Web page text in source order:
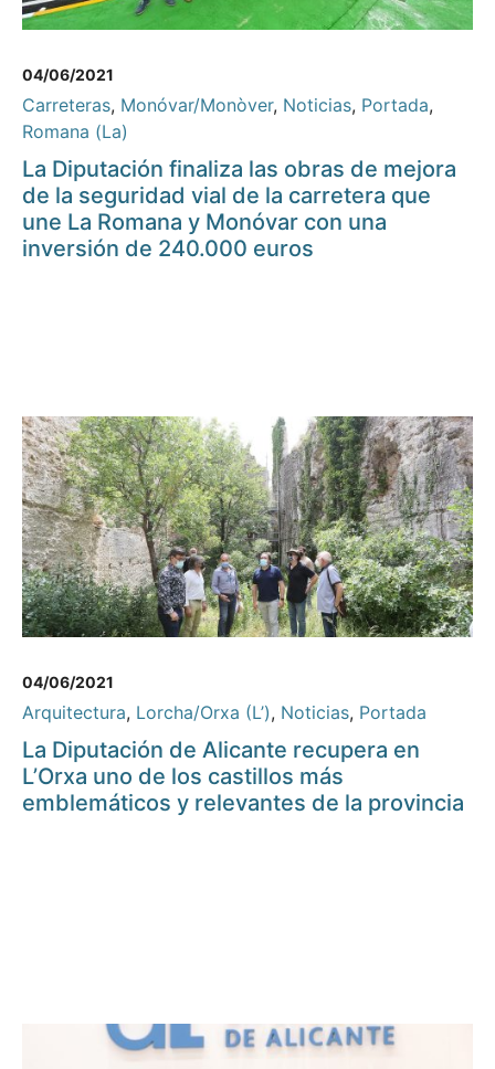
04/06/2021
Carreteras, Monóvar/Monòver, Noticias, Portada,
Romana (La)
La Diputación finaliza las obras de mejora
de la seguridad vial de la carretera que
une La Romana y Monóvar con una
inversión de 240.000 euros
04/06/2021
Arquitectura, Lorcha/Orxa (L’), Noticias, Portada
La Diputación de Alicante recupera en
L’Orxa uno de los castillos más
emblemáticos y relevantes de la provincia